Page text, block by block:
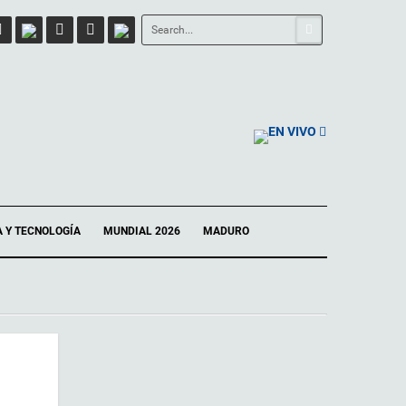
EN VIVO
Y TECNOLOGÍA MUNDIAL 2026 MADURO